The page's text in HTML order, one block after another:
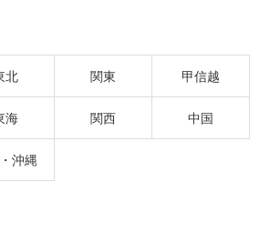
北 関東 甲信越
海 関西 中国
沖縄